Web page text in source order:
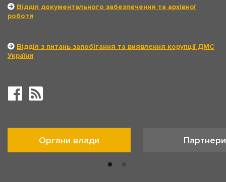
Відділ документального забезпечення та архівної
роботи
Відділ з питань запобігання та виявлення корупції ДМС
України
Органи влади Партнери